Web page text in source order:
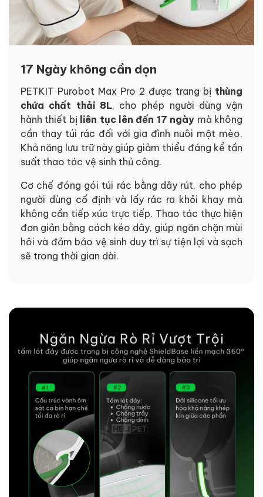
17 Ngày không cần dọn
PETKIT Purobot Max Pro 2 được trang bị thùng
chứa chất thải 8L, cho phép người dùng vận
hành thiết bị liên tục lên đến 17 ngày mà không
cần thay túi rác đối với gia đình nuôi một mèo.
Khả năng lưu trữ này giúp giảm thiểu đáng kể tần
suất thao tác vệ sinh thủ công.
Cơ chế đóng gói túi rác bằng dây rút, cho phép
người dùng cố định và lấy rác ra khỏi khay mà
không cần tiếp xúc trực tiếp. Thao tác thực hiện
đơn giản bằng cách kéo dây, giúp ngăn chặn mùi
hôi và đảm bảo vệ sinh duy trì sự tiện lợi và sạch
sẽ trong thời gian dài.